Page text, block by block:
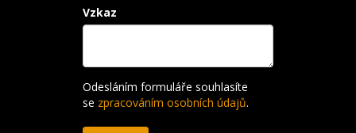
Vzkaz
Odesláním formuláře souhlasíte
se zpracováním osobních údajů.